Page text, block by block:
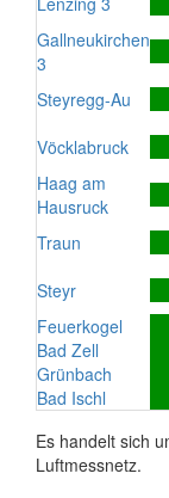
Gallneukirchen
3
Steyregg-Au
Vöcklabruck
Haag am
Hausruck
Traun
Steyr
Feuerkogel
Bad Zell
Grünbach
Bad Ischl
Es handelt sich
Luftmessnetz.